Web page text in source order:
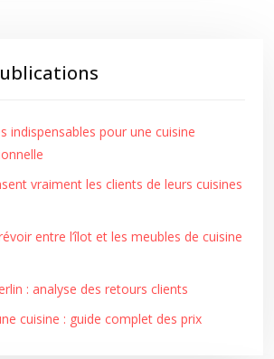
indispensables pour une cuisine
vraiment les clients de leurs cuisines
entre l’îlot et les meubles de cuisine
: analyse des retours clients
cuisine : guide complet des prix